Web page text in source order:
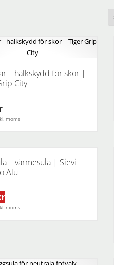
– halkskydd för skor |
City
moms
– värmesula | Sievi
Alu
moms